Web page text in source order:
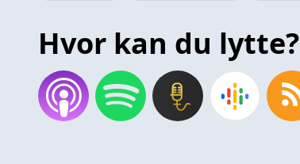
Hvor kan du lytte?